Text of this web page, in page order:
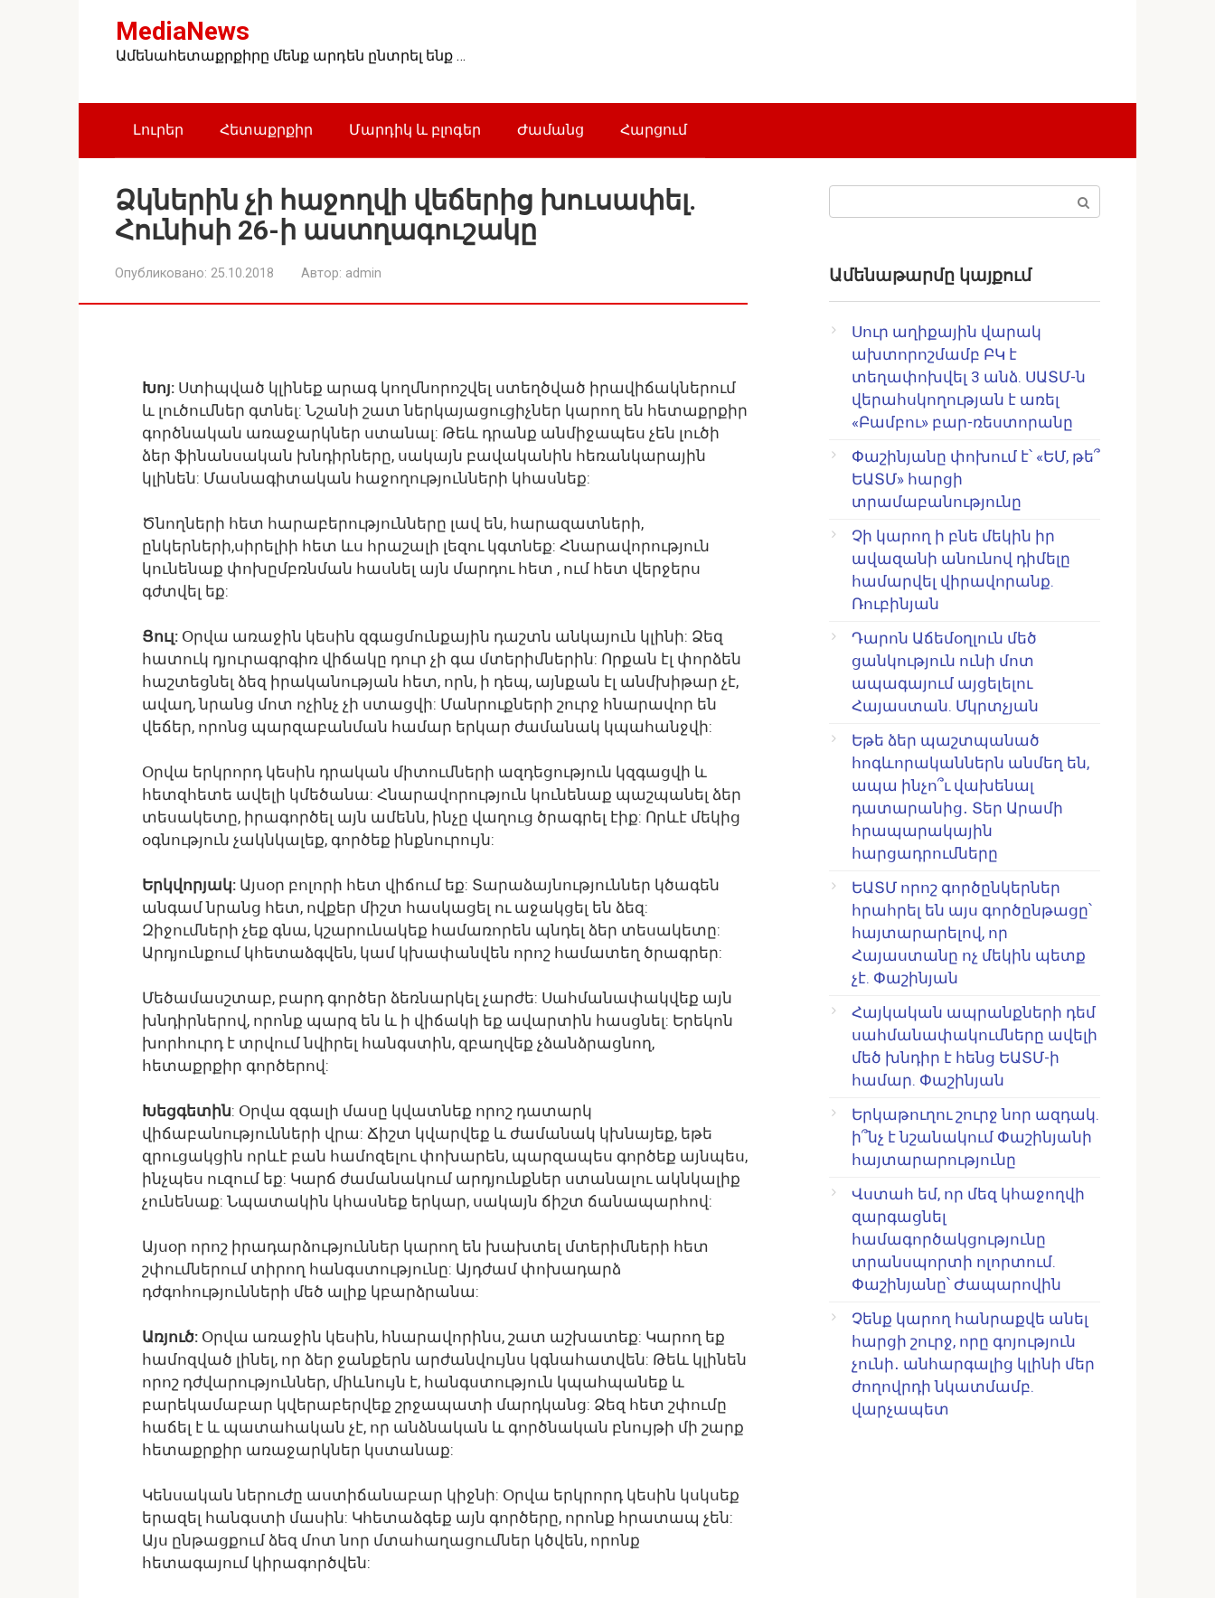
MediaNews
Ամենահետաքրքիրը մենք արդեն ընտրել ենք …
Լուրեր Հետաքրքիր Մարդիկ և բլոգեր Ժամանց Հարցում
Ձկներին չի հաջողվի վեճերից խուսափել.
Հունիսի 26-ի աստղագուշակը
Опубликовано: 25.10.2018 Автор: admin
Խոյ: Ստիպված կլինեք արագ կողմնորոշվել ստեղծված իրավիճակներում
և լուծումներ գտնել: Նշանի շատ ներկայացուցիչներ կարող են հետաքրքիր
գործնական առաջարկներ ստանալ: Թեև դրանք անմիջապես չեն լուծի
ձեր ֆինանսական խնդիրները, սակայն բավականին հեռանկարային
կլինեն: Մասնագիտական հաջողությունների կհասնեք:
Ծնողների հետ հարաբերությունները լավ են, հարազատների,
ընկերների,սիրելիի հետ ևս հրաշալի լեզու կգտնեք: Հնարավորություն
կունենաք փոխըմբռնման հասնել այն մարդու հետ , ում հետ վերջերս
գժտվել եք:
Ցուլ: Օրվա առաջին կեսին զգացմունքային դաշտն անկայուն կլինի: Ձեզ
հատուկ դյուրագրգիռ վիճակը դուր չի գա մտերիմներին: Որքան էլ փորձեն
հաշտեցնել ձեզ իրականության հետ, որն, ի դեպ, այնքան էլ անմխիթար չէ,
ավաղ, նրանց մոտ ոչինչ չի ստացվի: Մանրուքների շուրջ հնարավոր են
վեճեր, որոնց պարզաբանման համար երկար ժամանակ կպահանջվի:
Օրվա երկրորդ կեսին դրական միտումների ազդեցություն կզգացվի և
հետզհետե ավելի կմեծանա: Հնարավորություն կունենաք պաշպանել ձեր
տեսակետը, իրագործել այն ամենն, ինչը վաղուց ծրագրել էիք: Որևէ մեկից
օգնություն չակնկալեք, գործեք ինքնուրույն:
Երկվորյակ: Այսօր բոլորի հետ վիճում եք: Տարաձայնություններ կծագեն
անգամ նրանց հետ, ովքեր միշտ հասկացել ու աջակցել են ձեզ:
Զիջումների չեք գնա, կշարունակեք համառորեն պնդել ձեր տեսակետը:
Արդյունքում կհետաձգվեն, կամ կխափանվեն որոշ համատեղ ծրագրեր:
Մեծամասշտաբ, բարդ գործեր ձեռնարկել չարժե: Սահմանափակվեք այն
խնդիրներով, որոնք պարզ են և ի վիճակի եք ավարտին հասցնել: Երեկոն
խորհուրդ է տրվում նվիրել հանգստին, զբաղվեք չձանձրացնող,
հետաքրքիր գործերով:
Խեցգետին: Օրվա զգալի մասը կվատնեք որոշ դատարկ
վիճաբանությունների վրա: Ճիշտ կվարվեք և ժամանակ կխնայեք, եթե
զրուցակցին որևէ բան համոզելու փոխարեն, պարզապես գործեք այնպես,
ինչպես ուզում եք: Կարճ ժամանակում արդյունքներ ստանալու ակնկալիք
չունենաք: Նպատակին կհասնեք երկար, սակայն ճիշտ ճանապարհով:
Այսօր որոշ իրադարձություններ կարող են խախտել մտերիմների հետ
շփումներում տիրող հանգստությունը: Այդժամ փոխադարձ
դժգոհությունների մեծ ալիք կբարձրանա:
Առյուծ: Օրվա առաջին կեսին, հնարավորինս, շատ աշխատեք: Կարող եք
համոզված լինել, որ ձեր ջանքերն արժանվույնս կգնահատվեն: Թեև կլինեն
որոշ դժվարություններ, միևնույն է, հանգստություն կպահպանեք և
բարեկամաբար կվերաբերվեք շրջապատի մարդկանց: Ձեզ հետ շփումը
հաճել է և պատահական չէ, որ անձնական և գործնական բնույթի մի շարք
հետաքրքիր առաջարկներ կստանաք:
Կենսական ներուժը աստիճանաբար կիջնի: Օրվա երկրորդ կեսին կսկսեք
երազել հանգստի մասին: Կհետաձգեք այն գործերը, որոնք հրատապ չեն:
Այս ընթացքում ձեզ մոտ նոր մտահաղացումներ կծվեն, որոնք
հետագայում կիրագործվեն:
Ամենաթարմը կայքում
Սուր աղիքային վարակ
ախտորոշմամբ ԲԿ է
տեղափոխվել 3 անձ. ՍԱՏՄ-ն
վերահսկողության է առել
«Բամբու» բար-ռեստորանը
Փաշինյանը փոխում է՝ «ԵՄ, թե՞
ԵԱՏՄ» հարցի
տրամաբանությունը
Չի կարող ի բնե մեկին իր
ավազանի անունով դիմելը
համարվել վիրավորանք.
Ռուբինյան
Դարոն Աճեմօղլուն մեծ
ցանկություն ունի մոտ
ապագայում այցելելու
Հայաստան. Մկրտչյան
Եթե ձեր պաշտպանած
հոգևորականներն անմեղ են,
ապա ինչո՞ւ վախենալ
դատարանից․ Տեր Արամի
հրապարակային
հարցադրումները
ԵԱՏՄ որոշ գործընկերներ
հրահրել են այս գործընթացը՝
հայտարարելով, որ
Հայաստանը ոչ մեկին պետք
չէ. Փաշինյան
Հայկական ապրանքների դեմ
սահմանափակումները ավելի
մեծ խնդիր է հենց ԵԱՏՄ-ի
համար. Փաշինյան
Երկաթուղու շուրջ նոր ազդակ.
ի՞նչ է նշանակում Փաշինյանի
հայտարարությունը
Վստահ եմ, որ մեզ կհաջողվի
զարգացնել
համագործակցությունը
տրանսպորտի ոլորտում.
Փաշինյանը՝ Ժապարովին
Չենք կարող հանրաքվե անել
հարցի շուրջ, որը գոյություն
չունի․ անհարգալից կլինի մեր
ժողովրդի նկատմամբ.
վարչապետ